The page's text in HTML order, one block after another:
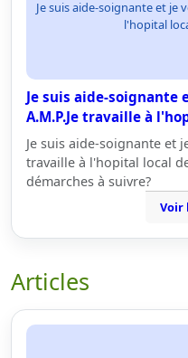
Je suis aide-soignante et je
l'hopital
Je suis aide-
A.M.P.Je travaille à
Je suis aide-soignante et
travaille à l'hopital local
démarches à suivre?
Voir
Articles